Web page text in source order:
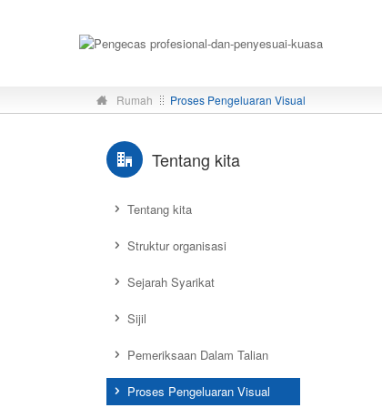
Rumah Proses Pengeluaran Visual
Tentang kita
Tentang kita
Struktur organisasi
Sejarah Syarikat
Sijil
Pemeriksaan Dalam Talian
Proses Pengeluaran Visual